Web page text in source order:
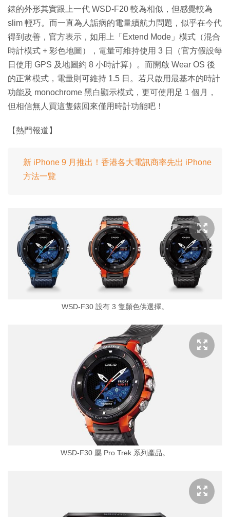
錶的外形其實跟上一代 WSD-F20 較為相似，但感覺較為
slim 輕巧。而一直為人詬病的電量續航力問題，似乎在今代
得到改善，官方表示，如用上「Extend Mode」模式（混合
時計模式 + 彩色地圖），電量可維持使用 3 日（官方假設每
日使用 GPS 及地圖約 8 小時計算）。而開啟 Wear OS 後
的正常模式，電量則可維持 1.5 日。若只啟用最基本的時計
功能及 monochrome 黑白顯示模式，更可使用足 1 個月，
但相信無人買這隻錶回來僅用時計功能吧！
【熱門報道】
新 iPhone 9 月推出！香港各大電訊商率先出 iPhone
方法一覽
WSD-F30 設有 3 隻顏色供選擇。
WSD-F30 屬 Pro Trek 系列產品。